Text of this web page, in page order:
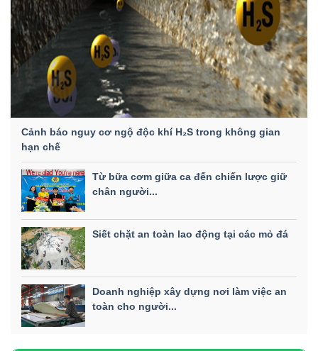
Cảnh báo nguy cơ ngộ độc khí H₂S trong không gian
hạn chế
Từ bữa cơm giữa ca đến chiến lược giữ
chân người...
Siết chặt an toàn lao động tại các mỏ đá
Doanh nghiệp xây dựng nơi làm việc an
toàn cho người...